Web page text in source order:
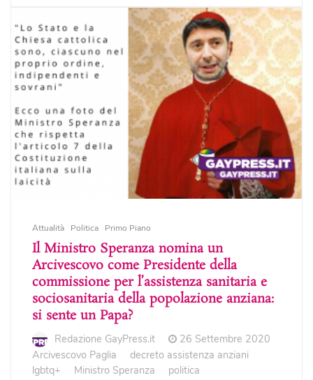
Attualità Politica Primo Piano
Il Ministro Speranza nomina un
Arcivescovo come Presidente della
commissione per l’assistenza sanitaria e
sociosanitaria della popolazione anziana:
si sente un Papa?
Redazione GayPress.it
26 Settembre 2020
Arcivescovo Paglia
decreto assistenza anziani
lgbtq+
Ministro Speranza politica